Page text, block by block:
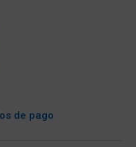
de pago